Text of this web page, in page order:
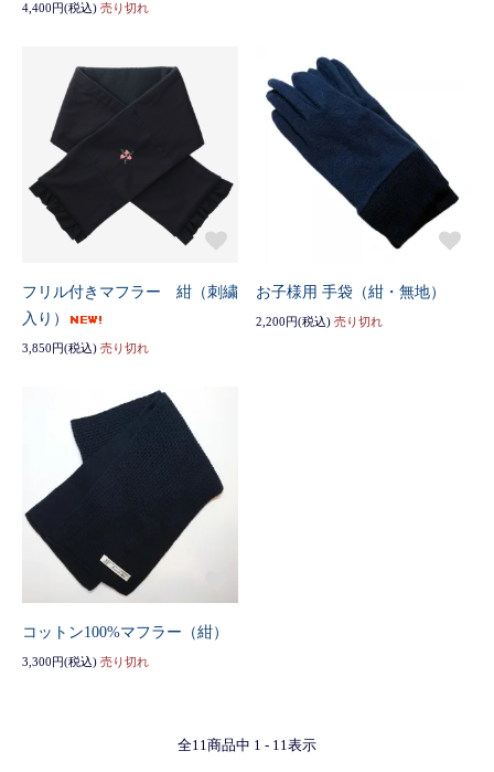
4,400円(税込) 売り切れ
フリル付きマフラー 紺（刺繍
入り）
3,850円(税込) 売り切れ
お子様用 手袋（紺・無地）
2,200円(税込) 売り切れ
コットン100%マフラー（紺）
3,300円(税込) 売り切れ
全11商品中 1 - 11表示